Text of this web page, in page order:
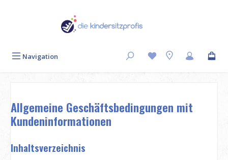
Navigation
Allgemeine Geschäftsbedingungen mit
Kundeninformationen
Inhaltsverzeichnis